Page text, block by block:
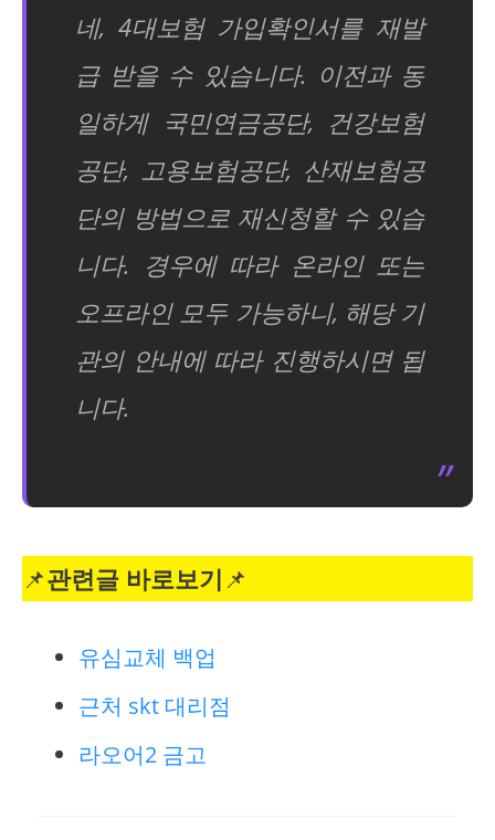
네, 4대보험 가입확인서를 재발
급 받을 수 있습니다. 이전과 동
일하게 국민연금공단, 건강보험
공단, 고용보험공단, 산재보험공
단의 방법으로 재신청할 수 있습
니다. 경우에 따라 온라인 또는
오프라인 모두 가능하니, 해당 기
관의 안내에 따라 진행하시면 됩
니다.
📌관련글 바로보기 📌
유심교체 백업
근처 skt 대리점
라오어2 금고